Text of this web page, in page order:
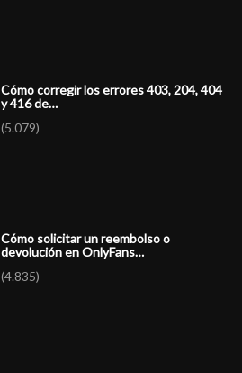
Cómo corregir los errores 403, 204, 404
y 416 de…
(5.079)
Cómo solicitar un reembolso o
devolución en OnlyFans…
(4.835)